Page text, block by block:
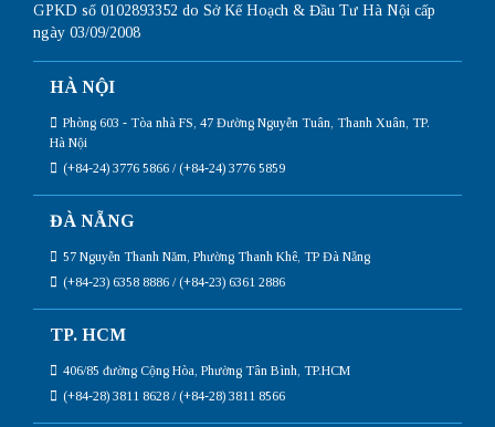
GPKD số 0102893352 do Sở Kế Hoạch & Đầu Tư Hà Nội cấp
ngày 03/09/2008
HÀ NỘI
Phòng 603 - Tòa nhà FS, 47 Đường Nguyễn Tuân, Thanh Xuân, TP.
Hà Nội
(+84-24) 3776 5866 / (+84-24) 3776 5859
ĐÀ NẴNG
57 Nguyễn Thanh Năm, Phường Thanh Khê, TP Đà Nẵng
(+84-23) 6358 8886 / (+84-23) 6361 2886
TP. HCM
406/85 đường Cộng Hòa, Phường Tân Bình, TP.HCM
(+84-28) 3811 8628 / (+84-28) 3811 8566